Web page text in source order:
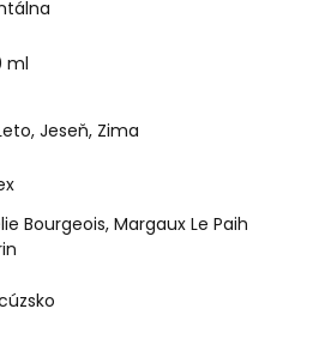
ml
, Jeseň, Zima
Bourgeois, Margaux Le Paih